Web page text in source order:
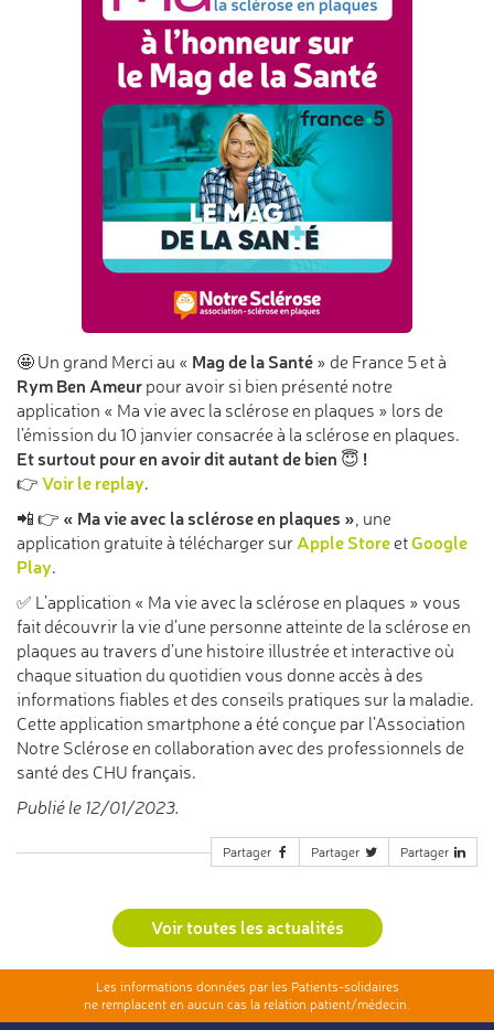
🤩 Un grand Merci au « Mag de la Santé » de France 5 et à
Rym Ben Ameur pour avoir si bien présenté notre
application « Ma vie avec la sclérose en plaques » lors de
l’émission du 10 janvier consacrée à la sclérose en plaques.
Et surtout pour en avoir dit autant de bien 😇 !
👉 Voir le replay.
📲 👉 « Ma vie avec la sclérose en plaques », une
application gratuite à télécharger sur Apple StoreetGoogle
Play.
✅ L’application « Ma vie avec la sclérose en plaques » vous
fait découvrir la vie d’une personne atteinte de la sclérose en
plaques au travers d’une histoire illustrée et interactive où
chaque situation du quotidien vous donne accès à des
informations fiables et des conseils pratiques sur la maladie.
Cette application smartphone a été conçue par l’Association
Notre Sclérose en collaboration avec des professionnels de
santé des CHU français.
Publié le 12/01/2023.
Partager Partager Partager
Voir toutes les actualités
Les informations données par les Patients-solidaires
ne remplacent en aucun cas la relation patient/médecin.